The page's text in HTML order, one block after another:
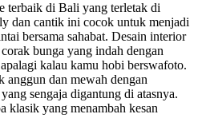
terbaik di Bali yang terletak di
dan cantik ini cocok untuk menjadi
bersama sahabat. Desain interior
bunga yang indah dengan
kalau kamu hobi berswafoto.
anggun dan mewah dengan
sengaja digantung di atasnya.
klasik yang menambah kesan